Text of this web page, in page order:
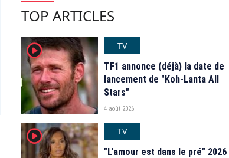
TOP ARTICLES
player2
TV
TF1 annonce (déjà) la date de
lancement de "Koh-Lanta All
Stars"
4 août 2026
player2
TV
"L'amour est dans le pré" 2026